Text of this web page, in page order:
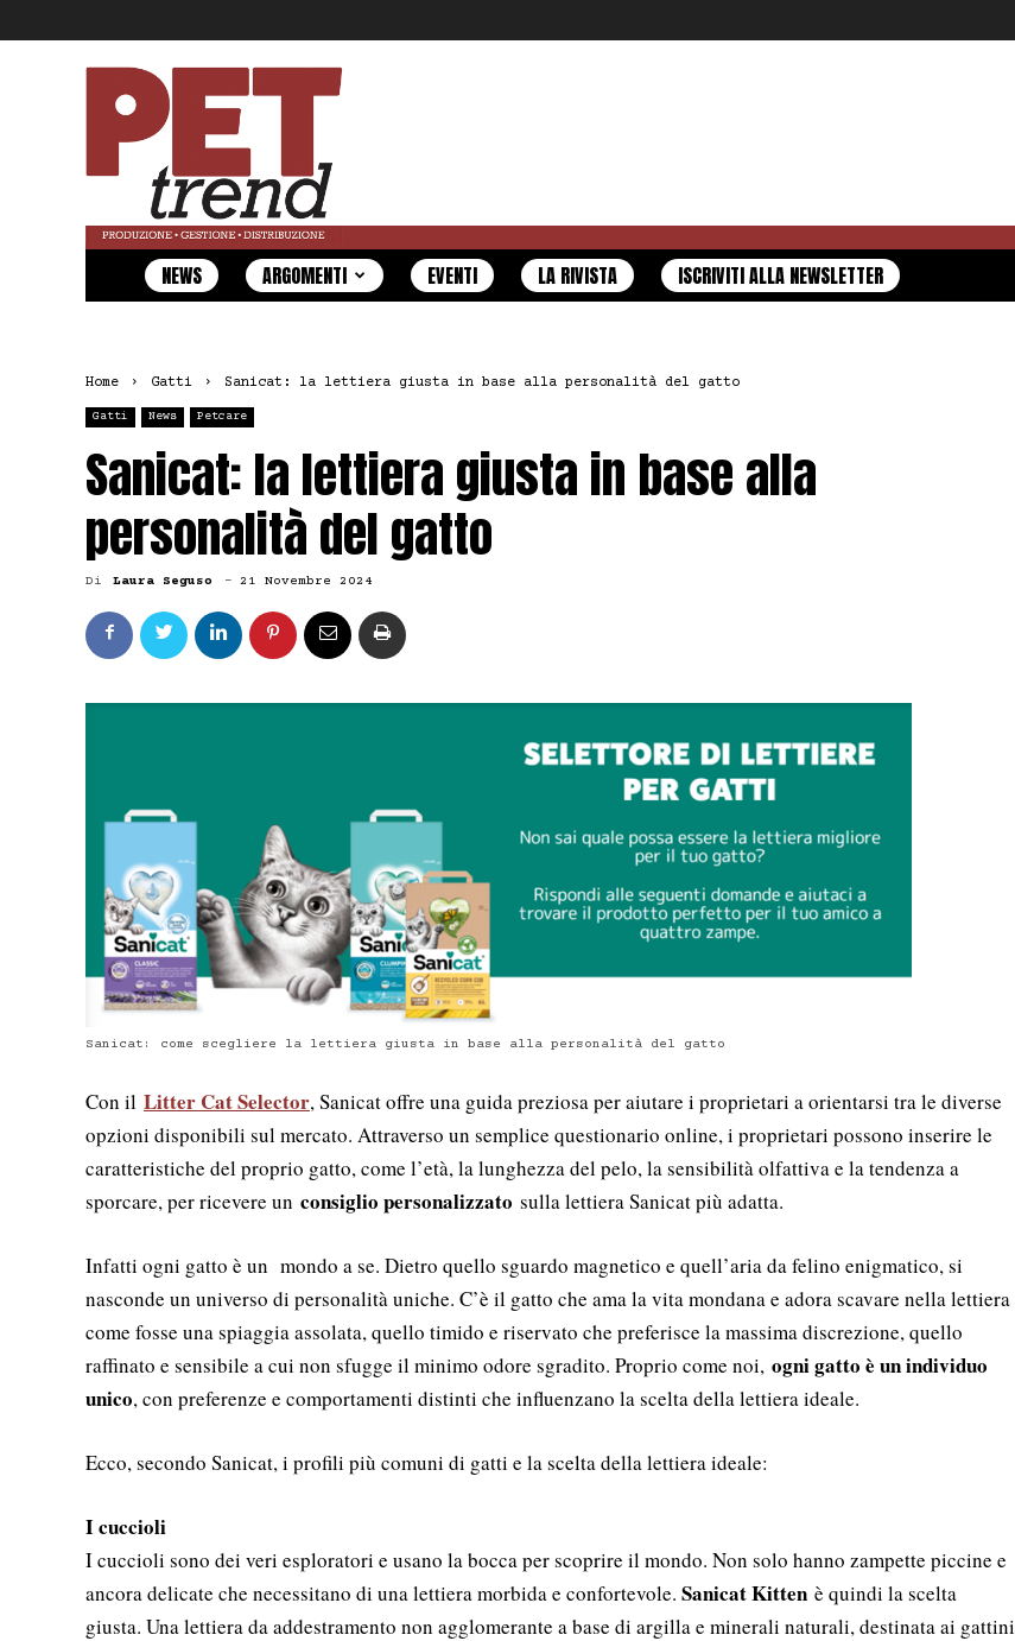
Pet
Trend
NEWS ARGOMENTI EVENTI LA RIVISTA ISCRIVITI ALLA NEWSLETTER
Home Gatti Sanicat: la lettiera giusta in base alla personalità del gatto
Gatti News Petcare
Sanicat: la lettiera giusta in base alla
personalità del gatto
Di Laura Seguso - 21 Novembre 2024
Sanicat: come scegliere la lettiera giusta in base alla personalità del gatto
Con il Litter Cat Selector, Sanicat offre una guida preziosa per aiutare i proprietari a orientarsi tra le diverse
opzioni disponibili sul mercato. Attraverso un semplice questionario online, i proprietari possono inserire le
caratteristiche del proprio gatto, come l’età, la lunghezza del pelo, la sensibilità olfattiva e la tendenza a
sporcare, per ricevere un consiglio personalizzato sulla lettiera Sanicat più adatta.
Infatti ogni gatto è un mondo a se. Dietro quello sguardo magnetico e quell’aria da felino enigmatico, si
nasconde un universo di personalità uniche. C’è il gatto che ama la vita mondana e adora scavare nella lettiera
come fosse una spiaggia assolata, quello timido e riservato che preferisce la massima discrezione, quello
raffinato e sensibile a cui non sfugge il minimo odore sgradito. Proprio come noi, ogni gatto è un individuo
unico, con preferenze e comportamenti distinti che influenzano la scelta della lettiera ideale.
Ecco, secondo Sanicat, i profili più comuni di gatti e la scelta della lettiera ideale:
I cuccioli
I cuccioli sono dei veri esploratori e usano la bocca per scoprire il mondo. Non solo hanno zampette piccine e
ancora delicate che necessitano di una lettiera morbida e confortevole. Sanicat Kitten è quindi la scelta
giusta. Una lettiera da addestramento non agglomerante a base di argilla e minerali naturali, destinata ai gattini